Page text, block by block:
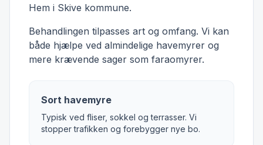
Hem i Skive kommune.
Behandlingen tilpasses art og omfang. Vi kan
både hjælpe ved almindelige havemyrer og
mere krævende sager som faraomyrer.
Sort havemyre
Typisk ved fliser, sokkel og terrasser. Vi
stopper trafikken og forebygger nye bo.